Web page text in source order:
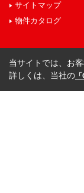
サイトマップ
物件カタログ
当サイトでは、お
詳しくは、当社の